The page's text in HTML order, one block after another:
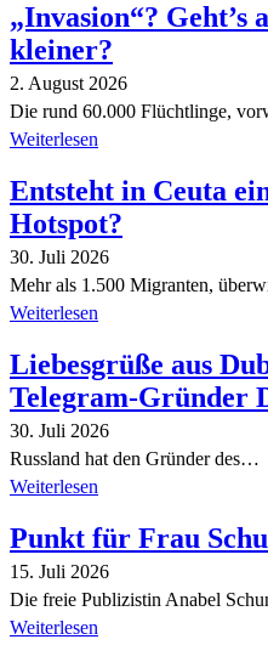
„Invasion“? Geht’s
kleiner?
2. August 2026
Die rund 60.000 Flüchtlinge,
Weiterlesen
Entsteht in Ceuta
Hotspot?
30. Juli 2026
Mehr als 1.500 Migranten,
Weiterlesen
Liebesgrüße aus
Telegram-Gründer
30. Juli 2026
Russland hat den Gründer des…
Weiterlesen
Punkt für Frau
15. Juli 2026
Die freie Publizistin Anabel
Weiterlesen